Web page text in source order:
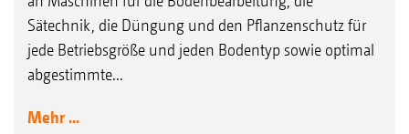
Sätechnik, die Düngung und den Pflanzenschutz für
jede Betriebsgröße und jeden Bodentyp sowie optimal
abgestimmte...
Mehr ...